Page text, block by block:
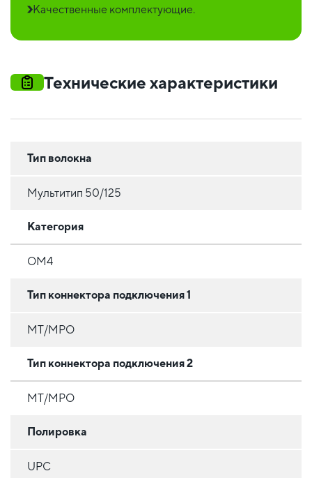
Качественные комплектующие.
Технические характеристики
Тип волокна
Мультитип 50/125
Категория
OM4
Тип коннектора подключения 1
MT/MPO
Тип коннектора подключения 2
MT/MPO
Полировка
UPC